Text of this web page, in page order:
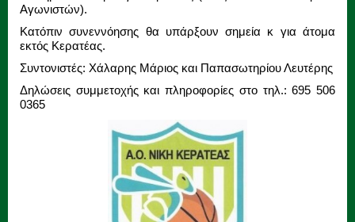
Αγωνιστών).
Κατόπιν συνεννόησης θα υπάρξουν σημεία κ για άτομα
εκτός Κερατέας.
Συντονιστές: Χάλαρης Μάριος και Παπασωτηρίου Λευτέρης
Δηλώσεις συμμετοχής και πληροφορίες στο τηλ.: 695 506
0365